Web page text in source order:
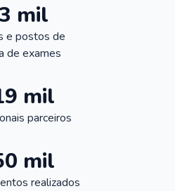
mil
e postos de
de exames
mil
parceiros
mil
realizados